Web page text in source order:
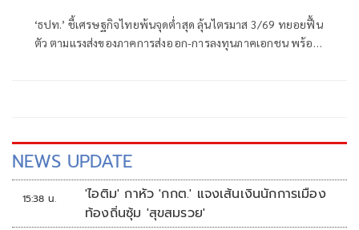
‘ธปท.’ ชี้เศรษฐกิจไทยพ้นจุดต่ำสุด ลุ้นไตรมาส 3/69 ทยอยฟื้น
ตัว ตามแรงส่งของภาคการส่งออก-การลงทุนภาคเอกชน พร้อม
NEWS UPDATE
15:38 น.
'ไอติม' กาหัว 'กกต.' แจงเส้นเงินนักการเมือง
ท้องถิ่นซุ้ม 'สุขสมรวย'